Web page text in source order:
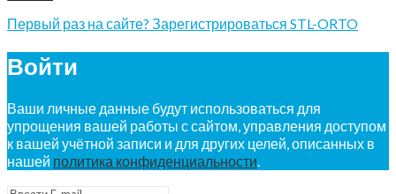
Первый раз на сайте? Зарегистрироваться STL-ORTO
Войти
Ваши личные данные будут использоваться для
упрощения вашей работы с сайтом, управления доступом
к вашей учётной записи и для других целей, описанных в
нашей политика конфиденциальности.